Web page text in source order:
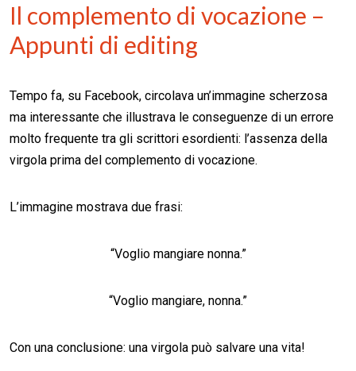
Il complemento di vocazione –
Appunti di editing
Tempo fa, su Facebook, circolava un’immagine scherzosa
ma interessante che illustrava le conseguenze di un errore
molto frequente tra gli scrittori esordienti: l’assenza della
virgola prima del complemento di vocazione.
L’immagine mostrava due frasi:
“Voglio mangiare nonna.”
“Voglio mangiare, nonna.”
Con una conclusione: una virgola può salvare una vita!